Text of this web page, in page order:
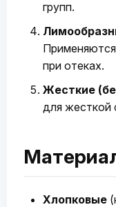
групп.
при отеках.
Жесткие
для жесткой
Хлопковые